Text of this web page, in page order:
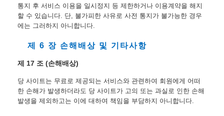
통지 후 서비스 이용을 일시정지 등 제한하거나 이용계약을 해지
할 수 있습니다. 단, 불가피한 사유로 사전 통지가 불가능한 경우
에는 그러하지 아니합니다.
제 6 장 손해배상 및 기타사항
제 17 조 (손해배상)
당 사이트는 무료로 제공되는 서비스와 관련하여 회원에게 어떠
한 손해가 발생하더라도 당 사이트가 고의 또는 과실로 인한 손해
발생을 제외하고는 이에 대하여 책임을 부담하지 아니합니다.